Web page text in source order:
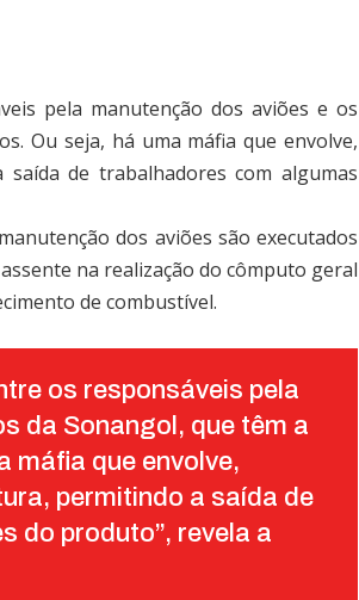
pela manutenção dos aviões e os
Ou seja, há uma máfia que envolve,
de trabalhadores com algumas
dos aviões são executados
na realização do cômputo geral
de combustível.
os responsáveis pela
da Sonangol, que têm a
máfia que envolve,
permitindo a saída de
do produto”, revela a